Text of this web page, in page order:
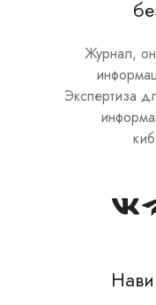
Журнал,
Экспертиза